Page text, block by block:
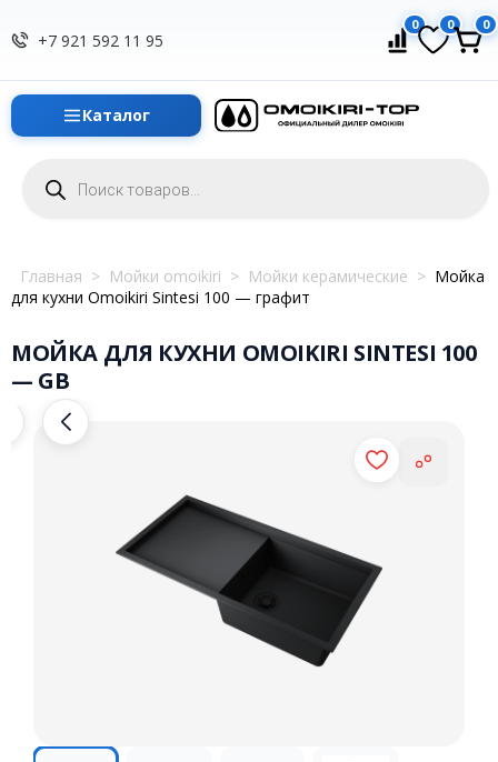
+7 921 592 11 95
0 0 0
Каталог
товаров
Главная > Мойки omoikiri > Мойки керамические > Мойка
для кухни Omoikiri Sintesi 100 — графит
МОЙКА ДЛЯ КУХНИ OMOIKIRI SINTESI 100
— GB